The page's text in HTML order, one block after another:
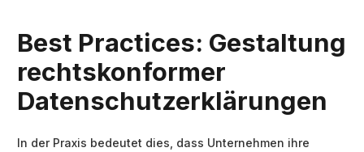
Best Practices: Gestaltung
rechtskonformer
Datenschutzerklärungen
In der Praxis bedeutet dies, dass Unternehmen ihre